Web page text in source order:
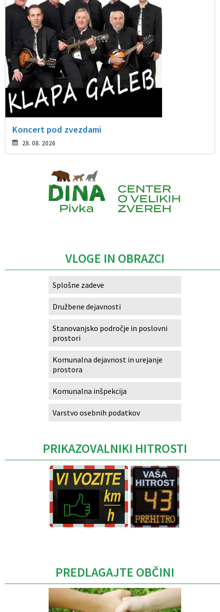
Koncert pod zvezdami
28. 08. 2026
VLOGE IN OBRAZCI
Splošne zadeve
Družbene dejavnosti
Stanovanjsko področje in poslovni
prostori
Komunalna dejavnost in urejanje
prostora
Komunalna inšpekcija
Varstvo osebnih podatkov
PRIKAZOVALNIKI HITROSTI
PREDLAGAJTE OBČINI